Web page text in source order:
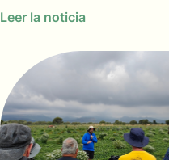
Leer la noticia